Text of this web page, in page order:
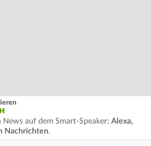
News auf dem Smart-Speaker: Alexa,
Nachrichten.